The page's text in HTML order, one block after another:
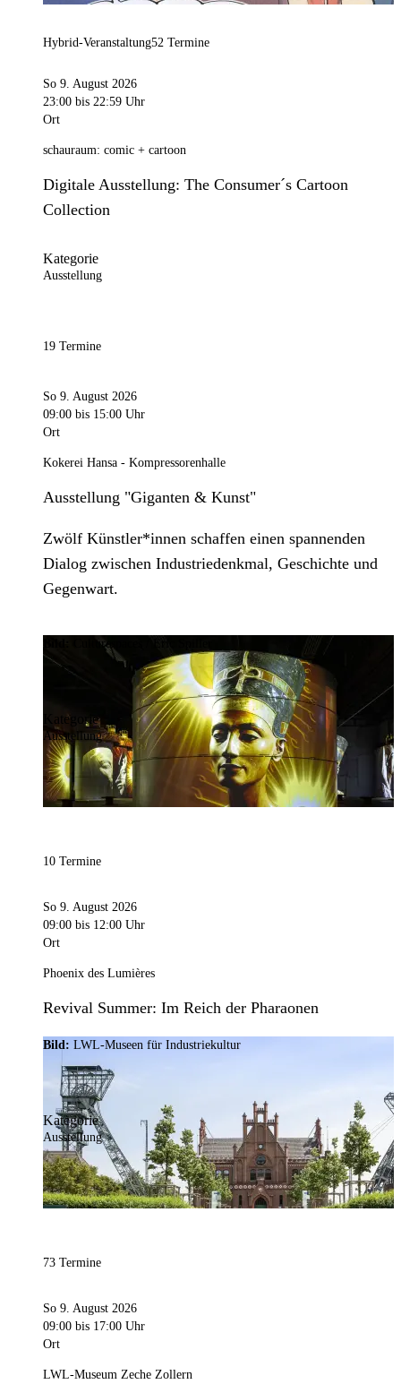
Hybrid-Veranstaltung52 Termine
So 9. August 2026
23:00 bis 22:59 Uhr
Ort
schauraum: comic + cartoon
Digitale Ausstellung: The Consumer´s Cartoon
Collection
Kategorie
Ausstellung
19 Termine
So 9. August 2026
09:00 bis 15:00 Uhr
Ort
Kokerei Hansa - Kompressorenhalle
Ausstellung "Giganten & Kunst"
Zwölf Künstler*innen schaffen einen spannenden
Dialog zwischen Industriedenkmal, Geschichte und
Gegenwart.
Culturespaces / Eric Spiller
Kategorie
Ausstellung
10 Termine
So 9. August 2026
09:00 bis 12:00 Uhr
Ort
Phoenix des Lumières
Revival Summer: Im Reich der Pharaonen
Bild: LWL-Museen für Industriekultur
Kategorie
Ausstellung
73 Termine
So 9. August 2026
09:00 bis 17:00 Uhr
Ort
LWL-Museum Zeche Zollern